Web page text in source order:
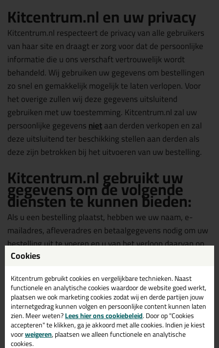
Kitcentrum.nl en uw privacy
Kitcentrum.nl respecteert de privacy van alle gebruikers
van haar site en draagt er zorg voor dat de persoonlijke
informatie die u ons verschaft vertrouwelijk wordt
behandeld. Wij gebruiken uw gegevens om bestellingen
zo snel en gemakkelijk mogelijk te laten verlopen. Voor
het overige zullen wij deze gegevens uitsluitend
gebruiken met uw toestemming. Kitcentrum.nl zal uw
persoonlijke gegevensnietaan derden verkopen en zal
deze uitsluitend ter beschikking stellen aan derden als
deze zijn betrokken bij het uitvoeren van uw bestelling.
Kitcentrum.nl gebruikt uw
gegevens om de volgende
diensten te kunnen bieden:
Als u een bestelling plaatst, hebben we uw naam, e-
mailadres, afleveradres en betaalgegevens nodig om uw
bestelling uit te voeren en u van het verloop daarvan op
de hoogte te houden.
Om het winkelen bij Kitcentrum.nl zo aangenaam
mogelijk te laten zijn, slaan wij met uw toestemming uw
persoonlijke gegevens en de gegevens met betrekking
tot uw bestelling en het gebruik van onze diensten op.
Hierdoor kunnen wij de website personaliseren en u
Cookies
Kitcentrum gebruikt cookies en vergelijkbare technieken. Naast
functionele en analytische cookies waardoor de website goed werkt,
plaatsen we ook marketing cookies zodat wij en derde partijen jouw
internetgedrag kunnen volgen en persoonlijke content kunnen laten
zien. Meer weten?Lees hier ons cookiebeleid. Door op "Cookies
accepteren" te klikken, ga je akkoord met alle cookies. Indien je kiest
voorweigeren, plaatsen we alleen functionele en analytische
cookies.